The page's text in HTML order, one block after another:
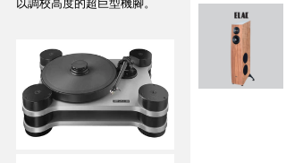
以調校高度的超巨型機腳。